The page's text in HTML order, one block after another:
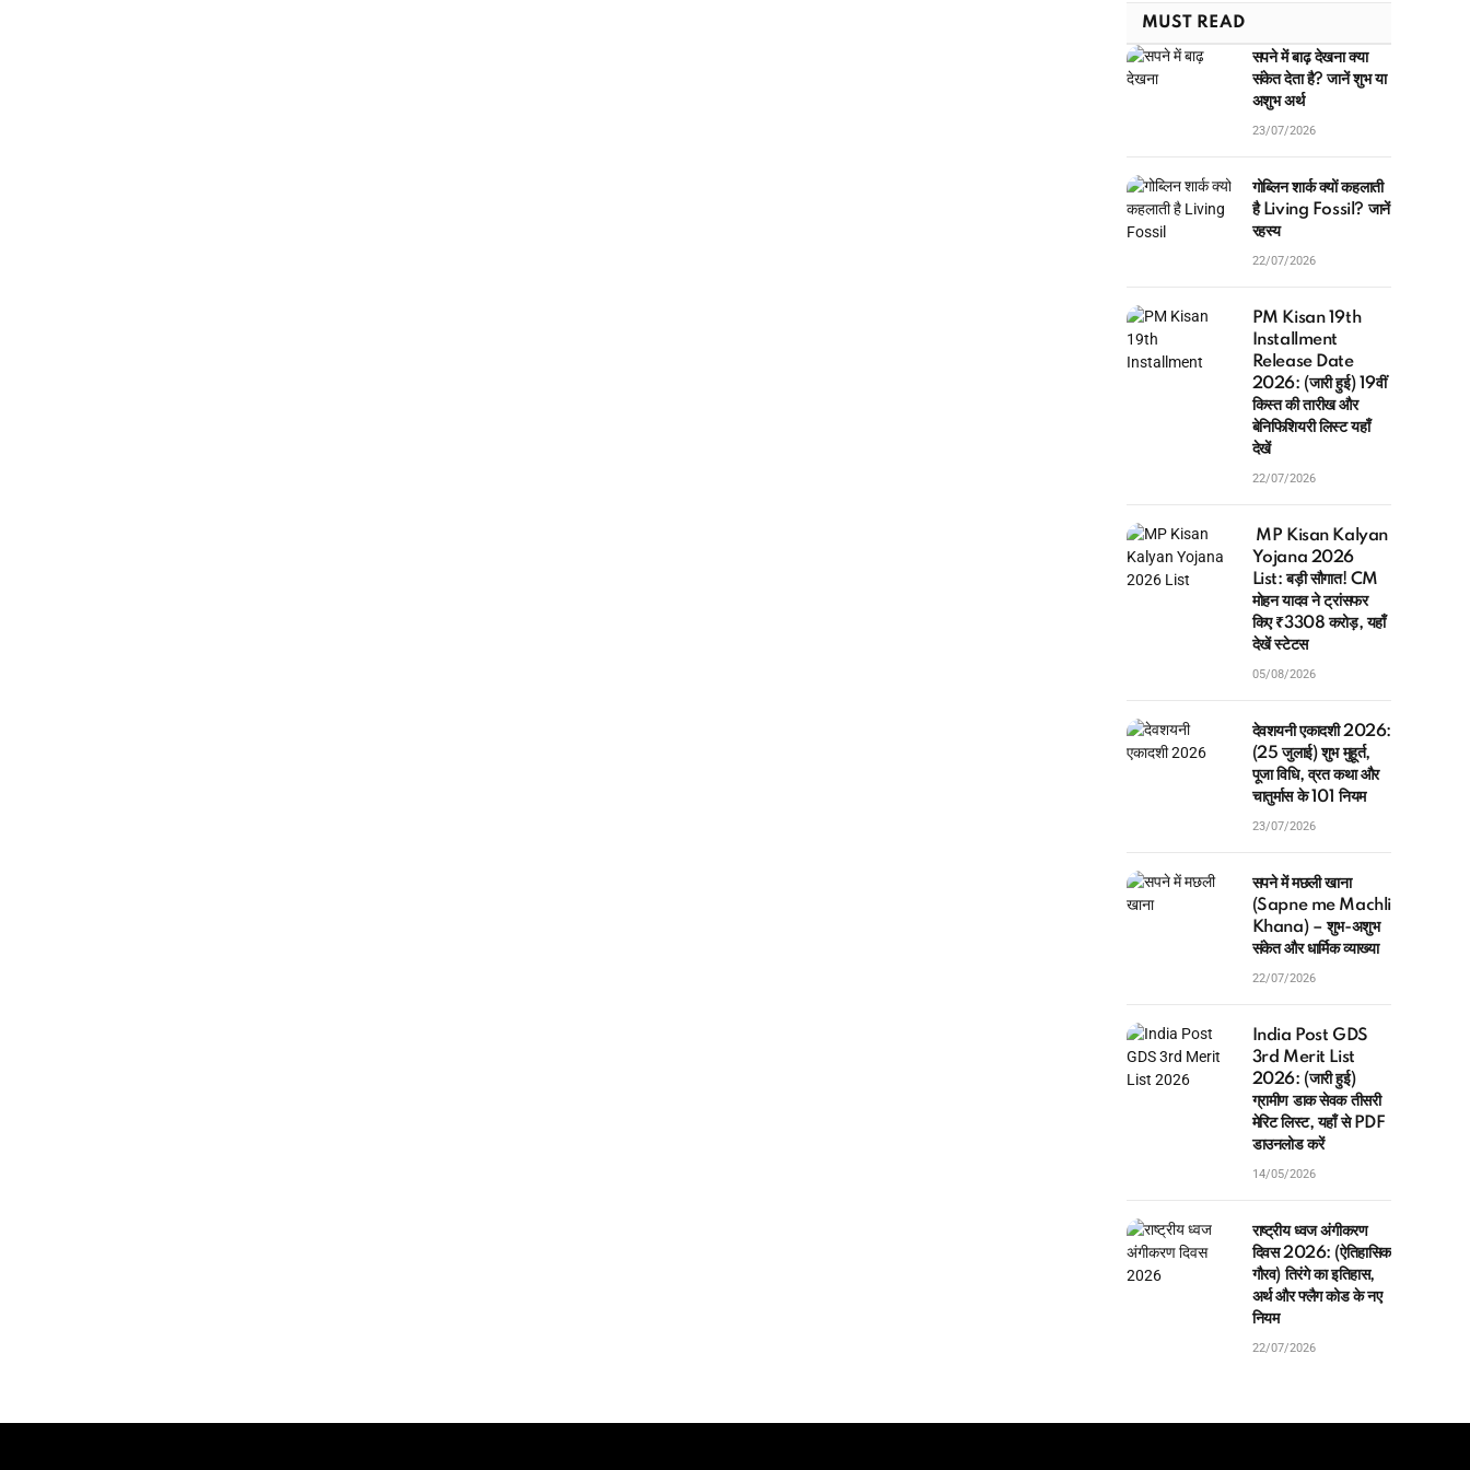
MUST READ
सपने में बाढ़ देखना क्या
संकेत देता है? जानें शुभ या
अशुभ अर्थ
23/07/2026
गोब्लिन शार्क क्यों कहलाती
है Living Fossil? जानें
रहस्य
22/07/2026
PM Kisan 19th
Installment
Release Date
2026: (जारी हुई) 19वीं
किस्त की तारीख और
बेनिफिशियरी लिस्ट यहाँ
देखें
22/07/2026
MP Kisan Kalyan
Yojana 2026
List: बड़ी सौगात! CM
मोहन यादव ने ट्रांसफर
किए ₹3308 करोड़, यहाँ
देखें स्टेटस
05/08/2026
देवशयनी एकादशी 2026:
(25 जुलाई) शुभ मुहूर्त,
पूजा विधि, व्रत कथा और
चातुर्मास के 101 नियम
23/07/2026
सपने में मछली खाना
(Sapne me Machli
Khana) – शुभ-अशुभ
संकेत और धार्मिक व्याख्या
22/07/2026
India Post GDS
3rd Merit List
2026: (जारी हुई)
ग्रामीण डाक सेवक तीसरी
मेरिट लिस्ट, यहाँ से PDF
डाउनलोड करें
14/05/2026
राष्ट्रीय ध्वज अंगीकरण
दिवस 2026: (ऐतिहासिक
गौरव) तिरंगे का इतिहास,
अर्थ और फ्लैग कोड के नए
नियम
22/07/2026